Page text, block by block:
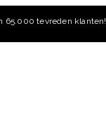
65.000 tevreden klanten!